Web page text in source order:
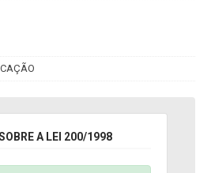
A LEI 200/1998